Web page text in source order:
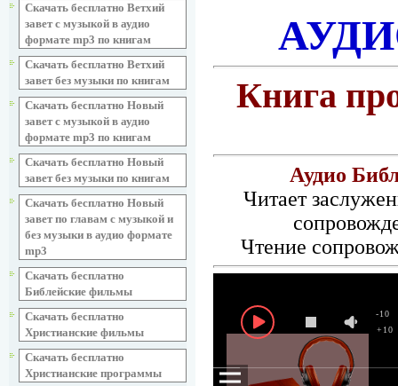
Скачать бесплатно Ветхий
завет с музыкой в аудио
формате mp3 по книгам
Скачать бесплатно Ветхий
завет без музыки по книгам
Скачать бесплатно Новый
завет с музыкой в аудио
формате mp3 по книгам
Скачать бесплатно Новый
завет без музыки по книгам
Скачать бесплатно Новый
завет по главам с музыкой и
без музыки в аудио формате
mp3
Скачать бесплатно
Библейские фильмы
Скачать бесплатно
Христианские фильмы
Скачать бесплатно
Христианские программы
Книга
Аудио
Читает
Чтение
+10
-10